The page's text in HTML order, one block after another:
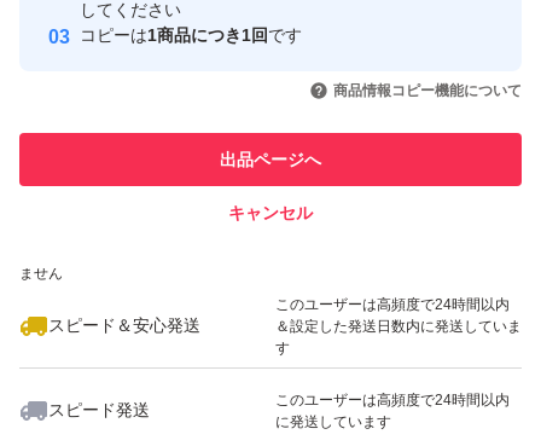
取引実績
引を完了させた実績があります
での取引実績があります
ません
スピード＆安心発送
このユーザーは高頻度で24時間以内
＆設定した発送日数内に発送していま
す
スピード発送
このユーザーは高頻度で24時間以内
に発送しています
してください
コピーは1商品につき1回です
商品情報コピー機能について
出品ページへ
キャンセル
いいね！
1,490